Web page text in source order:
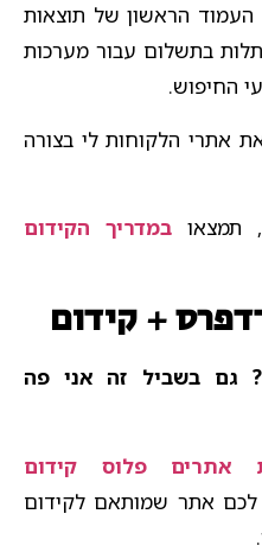
העמוד הראשון של תוצאות
בתשלום עבור מערכות
החיפוש.
את אתרי הלקוחות לי בצורה
במדריך הקידום
+ קידום
גם בשביל זה אני פה
אתרים פלוס קידום
לכם אתר שמותאם לקידום